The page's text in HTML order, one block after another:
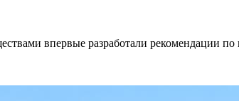
впервые разработали рекомендации